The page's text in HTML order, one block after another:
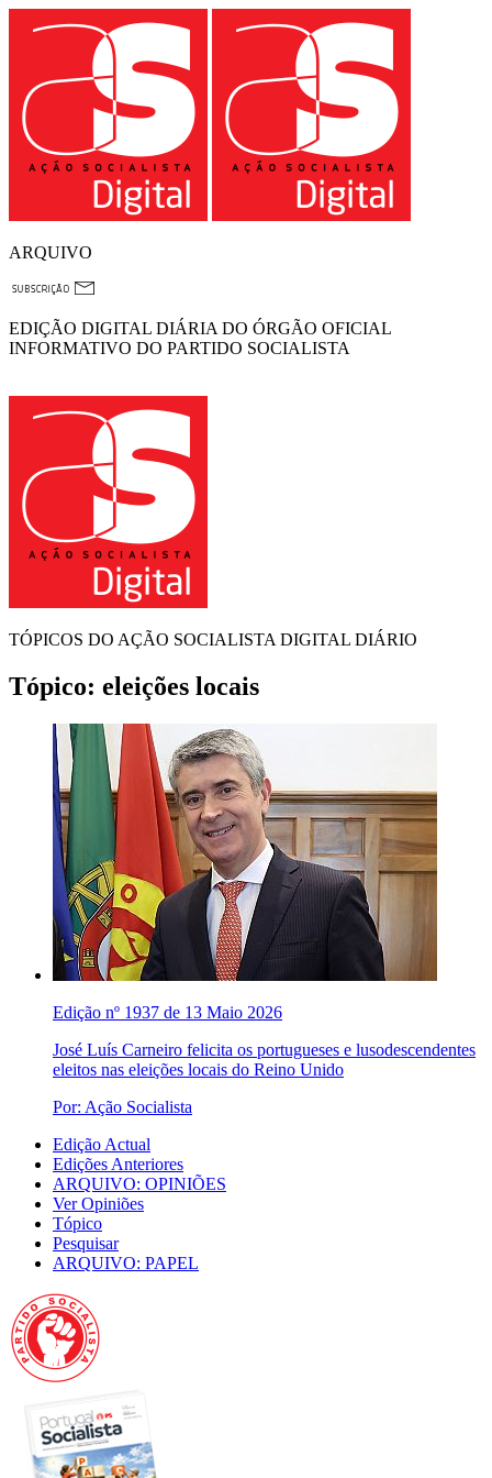
ARQUIVO
EDIÇÃO DIGITAL DIÁRIA DO ÓRGÃO OFICIAL
INFORMATIVO DO PARTIDO SOCIALISTA
TÓPICOS DO AÇÃO SOCIALISTA DIGITAL DIÁRIO
Tópico: eleições locais
Edição nº 1937 de 13 Maio 2026
José Luís Carneiro felicita os portugueses e lusodescendentes
eleitos nas eleições locais do Reino Unido
Por: Ação Socialista
Edição Actual
Edições Anteriores
ARQUIVO: OPINIÕES
Ver Opiniões
Tópico
Pesquisar
ARQUIVO: PAPEL